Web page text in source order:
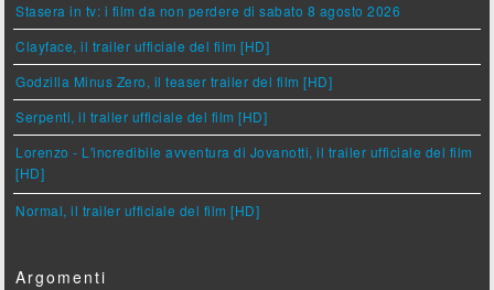
Stasera in tv: i film da non perdere di sabato 8 agosto 2026
Clayface, il trailer ufficiale del film [HD]
Godzilla Minus Zero, il teaser trailer del film [HD]
Serpenti, il trailer ufficiale del film [HD]
Lorenzo - L'incredibile avventura di Jovanotti, il trailer ufficiale del film
[HD]
Normal, il trailer ufficiale del film [HD]
Argomenti